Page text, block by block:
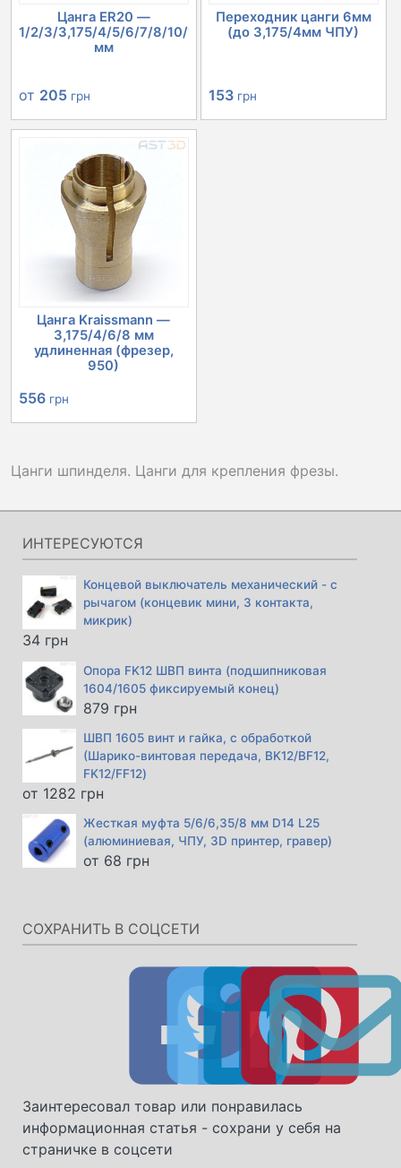
Цанга ER20 —
1/2/3/3,175/4/5/6/7/8/10/12/13
мм
от 205 грн
Переходник цанги 6мм
(до 3,175/4мм ЧПУ)
153 грн
Цанга Kraissmann —
3,175/4/6/8 мм
удлиненная (фрезер,
950)
556 грн
Цанги шпинделя. Цанги для крепления фрезы.
ИНТЕРЕСУЮТСЯ
Концевой выключатель механический - с
рычагом (концевик мини, 3 контакта,
микрик)
34 грн
Опора FK12 ШВП винта (подшипниковая
1604/1605 фиксируемый конец)
879 грн
ШВП 1605 винт и гайка, с обработкой
(Шарико-винтовая передача, BK12/BF12,
FK12/FF12)
от 1282 грн
Жесткая муфта 5/6/6,35/8 мм D14 L25
(алюминиевая, ЧПУ, 3D принтер, гравер)
от 68 грн
СОХРАНИТЬ В СОЦСЕТИ
Заинтересовал товар или понравилась
информационная статья - сохрани у себя на
страничке в соцсети